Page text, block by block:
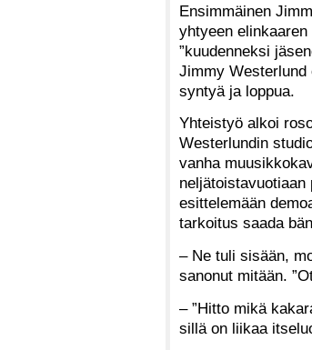
Ensimmäinen
yhtyeen
”kuudenneksi
Jimmy Westerlund
syntyä ja loppua.
Yhteistyö alkoi
Westerlundin
vanha
neljätoistavuotiaan
esittelemään
tarkoitus saada
– Ne tuli sisään,
sanonut mitään.
– ”Hitto mikä
sillä on liikaa